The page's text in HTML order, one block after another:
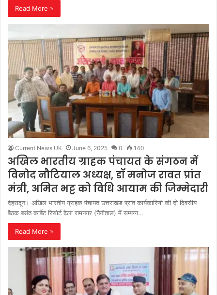
Read More »
Current News UK June 6, 2025 0 140
अखिल भारतीय ग्राहक पंचायत के संगठन में
विनोद नौटियाल अध्यक्ष, डॉ मनोज रावत प्रांत
मंत्री, अमित भट्ट को विधि आयाम की जिम्मेदारी
देहरादून। अखिल भारतीय ग्राहक पंचायत उत्तराखंड प्रांत कार्यकारिणी की दो दिवसीय
बैठक बसंत कार्बेट रिसोर्ट ढेला रामनगर (नैनीताल) में सम्पन्न…
Read More »